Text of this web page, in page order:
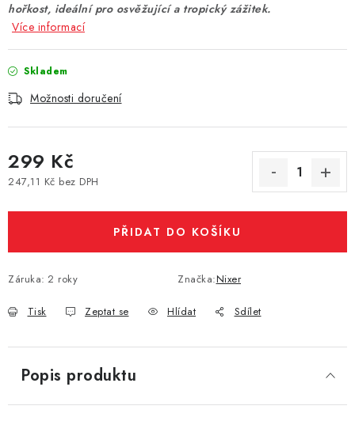
PŘÍSLUŠENSTVÍ
Vše o nákupu Jak reklamovat či vrátit zboží
Kontakty
Prodejny Volná místa
hořkost, ideální pro osvěžující a tropický zážitek.
Více informací
Skladem
Možnosti doručení
299 Kč
247,11 Kč bez DPH
PŘIDAT DO KOŠÍKU
Záruka: 2 roky Značka:Nixer
Tisk Zeptat se Hlídat Sdílet
Popis produktu